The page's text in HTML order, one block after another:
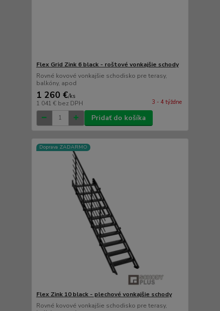
Flex Grid Zink 6 black - roštové vonkajšie schody
Rovné kovové vonkajšie schodisko pre terasy,
balkóny, apod
1 260 €/ks
1 041 € bez DPH 3 - 4 týždne
Pridať do košíka
Doprava ZADARMO
Flex Zink 10 black - plechové vonkajšie schody
Rovné kovové vonkajšie schodisko pre terasy,